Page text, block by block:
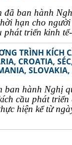
đã ban hành
hạn cho
phát triển kinh
TRÌNH KÍCH
CROATIA,
SLOVAKIA,
hành Nghị
cầu phát
hiện kể từ